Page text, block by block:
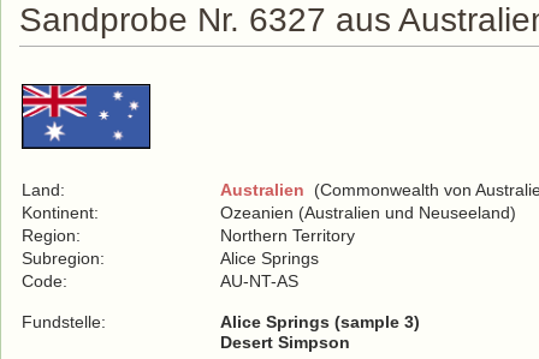
Sandprobe Nr. 6327 aus
Land: Australien (Commonwealth von
Kontinent:
Ozeanien (Australien und Neuseeland)
Region:
Northern Territory
Subregion:
Alice Springs
Code:
AU-NT-AS
Fundstelle:
Alice Springs (sample 3)
Desert Simpson